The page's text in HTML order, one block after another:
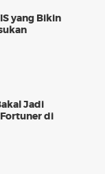
yang Bikin
Jadi
di